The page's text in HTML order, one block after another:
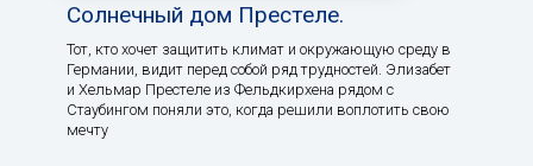
Солнечный дом Престеле.
Тот, кто хочет защитить климат и окружающую среду в
Германии, видит перед собой ряд трудностей. Элизабет
и Хельмар Престеле из Фельдкирхена рядом с
Стаубингом поняли это, когда решили воплотить свою
мечту